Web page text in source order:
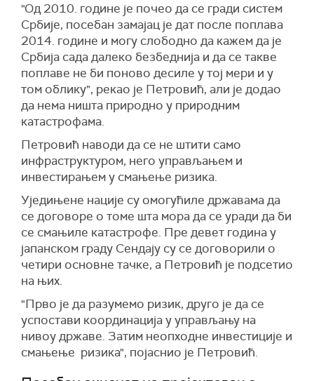
"Од 2010. године је почео да се гради систем
Србије, посебан замајац је дат после поплава
2014. године и могу слободно да кажем да је
Србија сада далеко безбеднија и да се такве
поплаве не би поново десиле у тој мери и у
том облику", рекао је Петровић, али је додао
да нема ништа природно у природним
катастрофама.
Петровић наводи да се не штити само
инфраструктуром, него управљањем и
инвестирањем у смањење ризика.
Уједињене нације су омогућиле државама да
се договоре о томе шта мора да се уради да би
се смањиле катастрофе. Пре девет година у
јапанском граду Сендају су се договорили о
четири основне тачке, а Петровић је подсетио
на њих.
"Прво је да разумемо ризик, друго је да се
успостави координација у управљању на
нивоу државе. Затим неопходне инвестиције и
смањење ризика", појаснио је Петровић.